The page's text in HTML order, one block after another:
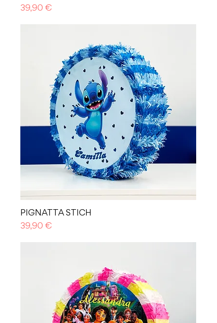
Prezzo
39,90 €
PIGNATTA STICH
Prezzo
39,90 €